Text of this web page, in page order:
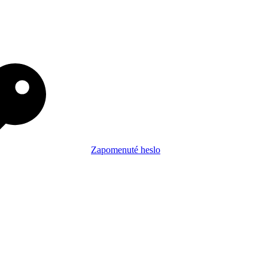
Zapomenuté heslo